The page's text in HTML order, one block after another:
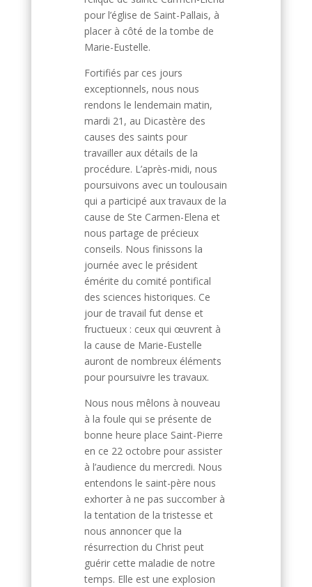
pour l’église de Saint-Pallais, à
placer à côté de la tombe de
Marie-Eustelle.
Fortifiés par ces jours
exceptionnels, nous nous
rendons le lendemain matin,
mardi 21, au Dicastère des
causes des saints pour
travailler aux détails de la
procédure. L’après-midi, nous
poursuivons avec un toulousain
qui a participé aux travaux de la
cause de Ste Carmen-Elena et
nous partage de précieux
conseils. Nous finissons la
journée avec le président
émérite du comité pontifical
des sciences historiques. Ce
jour de travail fut dense et
fructueux : ceux qui œuvrent à
la cause de Marie-Eustelle
auront de nombreux éléments
pour poursuivre les travaux.
Nous nous mêlons à nouveau
à la foule qui se présente de
bonne heure place Saint-Pierre
en ce 22 octobre pour assister
à l’audience du mercredi. Nous
entendons le saint-père nous
exhorter à ne pas succomber à
la tentation de la tristesse et
nous annoncer que la
résurrection du Christ peut
guérir cette maladie de notre
temps. Elle est une explosion